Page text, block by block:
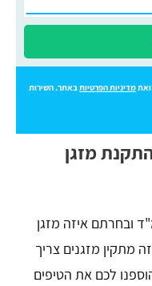
ואתמדיניות הפרטיותבאתר. השירות
מזגן
ובחרתם איזה מזגן
מתקין מזגנים צריך
לכם את הטיפים